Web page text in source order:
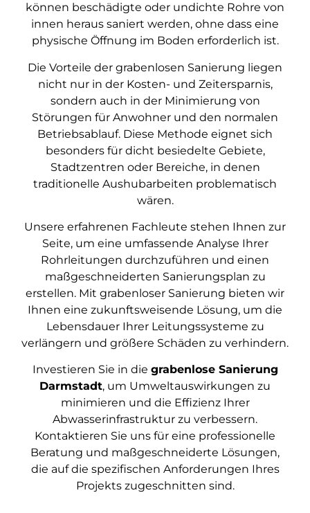
können beschädigte oder undichte Rohre von
innen heraus saniert werden, ohne dass eine
physische Öffnung im Boden erforderlich ist.
Die Vorteile der grabenlosen Sanierung liegen
nicht nur in der Kosten- und Zeitersparnis,
sondern auch in der Minimierung von
Störungen für Anwohner und den normalen
Betriebsablauf. Diese Methode eignet sich
besonders für dicht besiedelte Gebiete,
Stadtzentren oder Bereiche, in denen
traditionelle Aushubarbeiten problematisch
wären.
Unsere erfahrenen Fachleute stehen Ihnen zur
Seite, um eine umfassende Analyse Ihrer
Rohrleitungen durchzuführen und einen
maßgeschneiderten Sanierungsplan zu
erstellen. Mit grabenloser Sanierung bieten wir
Ihnen eine zukunftsweisende Lösung, um die
Lebensdauer Ihrer Leitungssysteme zu
verlängern und größere Schäden zu verhindern.
Investieren Sie in die grabenlose Sanierung
Darmstadt, um Umweltauswirkungen zu
minimieren und die Effizienz Ihrer
Abwasserinfrastruktur zu verbessern.
Kontaktieren Sie uns für eine professionelle
Beratung und maßgeschneiderte Lösungen,
die auf die spezifischen Anforderungen Ihres
Projekts zugeschnitten sind.